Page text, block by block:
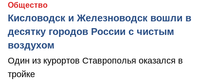
Общество
Кисловодск и Железноводск вошли в
десятку городов России с чистым
воздухом
Один из курортов Ставрополья оказался в
тройке